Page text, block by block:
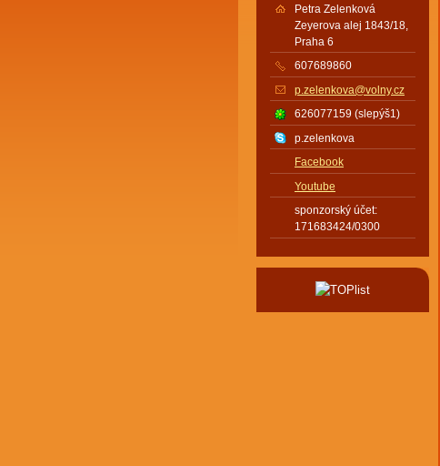
Petra Zelenková
Zeyerova alej 1843/18,
Praha 6
607689860
p.zelenkova@volny.cz
626077159 (slepýš1)
p.zelenkova
Facebook
Youtube
sponzorský účet:
171683424/0300